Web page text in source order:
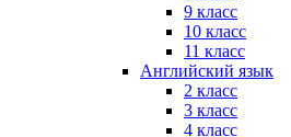
9 класс
10 класс
11 класс
Английский язык
2 класс
3 класс
4 класс